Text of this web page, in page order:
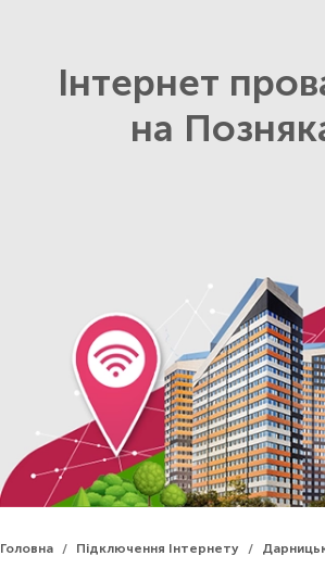
Інтернет
на
Головна / Підключення Інтернету /